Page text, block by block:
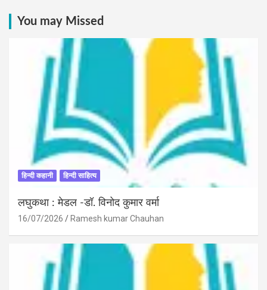
You may Missed
हिन्दी कहानी हिन्दी साहित्य
लघुकथा : मेडल -डॉ. विनोद कुमार वर्मा
16/07/2026 Ramesh kumar Chauhan